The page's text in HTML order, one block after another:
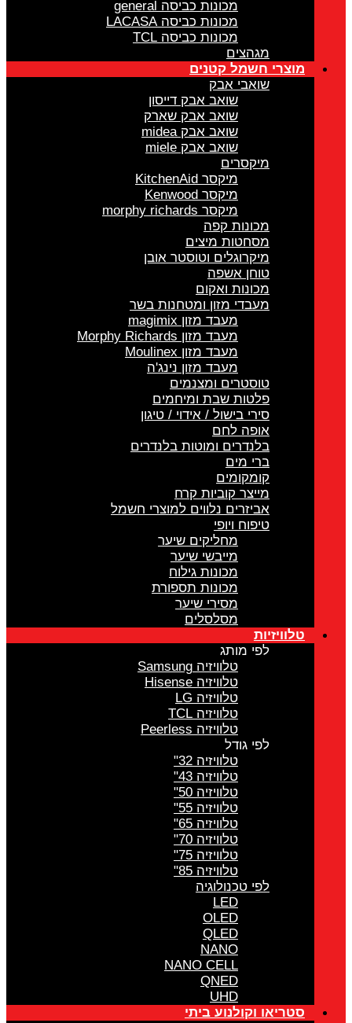
מכונות כביסה general
מכונות כביסה LACASA
מכונות כביסה TCL
מגהצים
מוצרי חשמל קטנים
שואבי אבק
שואב אבק דייסון
שואב אבק שארק
שואב אבק midea
שואב אבק miele
מיקסרים
מיקסר KitchenAid
מיקסר Kenwood
מיקסר morphy richards
מכונות קפה
מסחטות מיצים
מיקרוגלים וטוסטר אובן
טוחן אשפה
מכונות ואקום
מעבדי מזון ומטחנות בשר
מעבד מזון magimix
מעבד מזון Morphy Richards
מעבד מזון Moulinex
מעבד מזון נינג'ה
טוסטרים ומצנמים
פלטות שבת ומיחמים
סירי בישול / אידוי / טיגון
אופה לחם
בלנדרים ומוטות בלנדרים
ברי מים
קומקומים
מייצר קוביות קרח
אביזרים נלווים למוצרי חשמל
טיפוח ויופי
מחליקים שיער
מייבשי שיער
מכונות גילוח
מכונות תספורת
מסירי שיער
מסלסלים
טלוויזיות
לפי מותג
טלוויזיה Samsung
טלוויזיה Hisense
טלוויזיה LG
טלוויזיה TCL
טלוויזיה Peerless
לפי גודל
טלוויזיה 32"
טלוויזיה 43"
טלוויזיה 50"
טלוויזיה 55"
טלוויזיה 65"
טלוויזיה 70"
טלוויזיה 75"
טלוויזיה 85"
לפי טכנולוגיה
LED
OLED
QLED
NANO
NANO CELL
QNED
UHD
סטריאו וקולנוע ביתי